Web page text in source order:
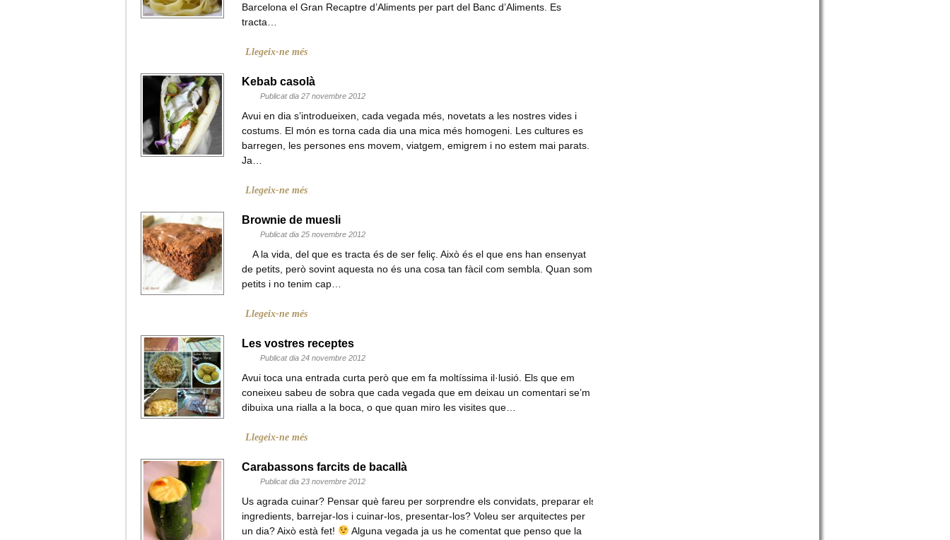
Barcelona el Gran Recaptre d’Aliments per part del Banc d’Aliments. Es
tracta…
Llegeix-ne més
Kebab casolà
Publicat dia 27 novembre 2012
Avui en dia s’introdueixen, cada vegada més, novetats a les nostres vides i
costums. El món es torna cada dia una mica més homogeni. Les cultures es
barregen, les persones ens movem, viatgem, emigrem i no estem mai parats.
Ja…
Llegeix-ne més
Brownie de muesli
Publicat dia 25 novembre 2012
A la vida, del que es tracta és de ser feliç. Això és el que ens han ensenyat
de petits, però sovint aquesta no és una cosa tan fàcil com sembla. Quan som
petits i no tenim cap…
Llegeix-ne més
Les vostres receptes
Publicat dia 24 novembre 2012
Avui toca una entrada curta però que em fa moltíssima il·lusió. Els que em
coneixeu sabeu de sobra que cada vegada que em deixau un comentari se’m
dibuixa una rialla a la boca, o que quan miro les visites que…
Llegeix-ne més
Carabassons farcits de bacallà
Publicat dia 23 novembre 2012
Us agrada cuinar? Pensar què fareu per sorprendre els convidats, preparar els
ingredients, barrejar-los i cuinar-los, presentar-los? Voleu ser arquitectes per
un dia? Això està fet!
Alguna vegada ja us he comentat que penso que la